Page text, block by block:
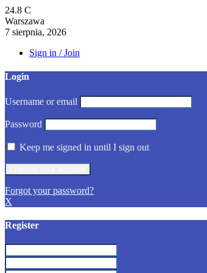
24.8 C
Warszawa
7 sierpnia, 2026
Sign in / Join
Login
Username or email
Password
Keep me signed in until I sign out
Forgot your password?
X
Register